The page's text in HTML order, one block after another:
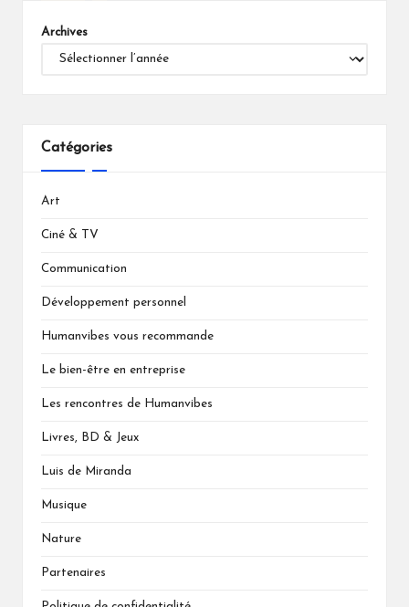
Archives
Catégories
Art
Ciné & TV
Communication
Développement personnel
Humanvibes vous recommande
Le bien-être en entreprise
Les rencontres de Humanvibes
Livres, BD & Jeux
Luis de Miranda
Musique
Nature
Partenaires